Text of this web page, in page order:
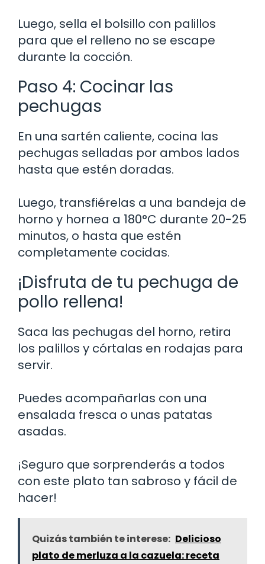
Luego, sella el bolsillo con palillos
para que el relleno no se escape
durante la cocción.
Paso 4: Cocinar las
pechugas
En una sartén caliente, cocina las
pechugas selladas por ambos lados
hasta que estén doradas.
Luego, transfiérelas a una bandeja de
horno y hornea a 180°C durante 20-25
minutos, o hasta que estén
completamente cocidas.
¡Disfruta de tu pechuga de
pollo rellena!
Saca las pechugas del horno, retira
los palillos y córtalas en rodajas para
servir.
Puedes acompañarlas con una
ensalada fresca o unas patatas
asadas.
¡Seguro que sorprenderás a todos
con este plato tan sabroso y fácil de
hacer!
Quizás también te interese: Delicioso
plato de merluza a la cazuela: receta